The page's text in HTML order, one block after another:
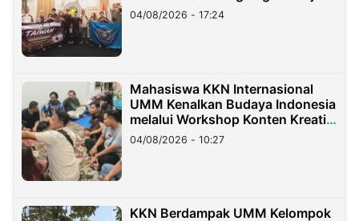
Migran Indonesia di Taiwan
04/08/2026 - 17:24
Mahasiswa KKN Internasional
UMM Kenalkan Budaya Indonesia
melalui Workshop Konten Kreatif
di Taiwan
04/08/2026 - 10:27
KKN Berdampak UMM Kelompok